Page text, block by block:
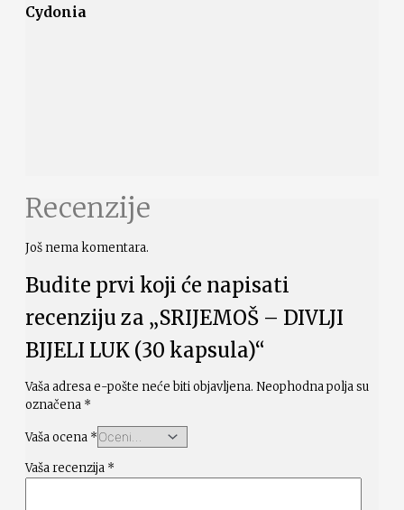
Cydonia
Recenzije
Još nema komentara.
Budite prvi koji će napisati
recenziju za „SRIJEMOŠ – DIVLJI
BIJELI LUK (30 kapsula)“
Vaša adresa e-pošte neće biti objavljena. Neophodna polja su
označena *
Vaša ocena *
Vaša recenzija *